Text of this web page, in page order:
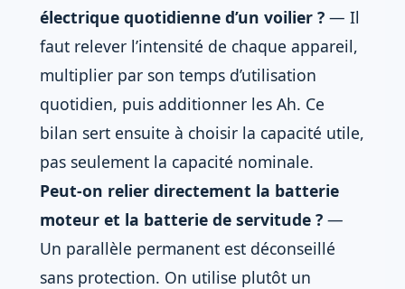
électrique quotidienne d’un voilier ? — Il
faut relever l’intensité de chaque appareil,
multiplier par son temps d’utilisation
quotidien, puis additionner les Ah. Ce
bilan sert ensuite à choisir la capacité utile,
pas seulement la capacité nominale.
Peut-on relier directement la batterie
moteur et la batterie de servitude ? —
Un parallèle permanent est déconseillé
sans protection. On utilise plutôt un